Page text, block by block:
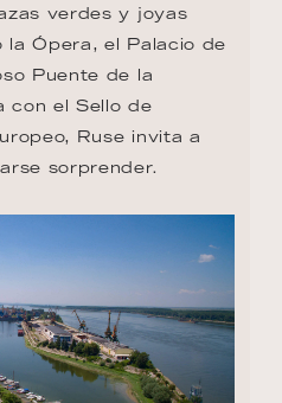
verdes y joyas
Ópera, el Palacio de
Puente de la
con el Sello de
Ruse invita a
sorprender.